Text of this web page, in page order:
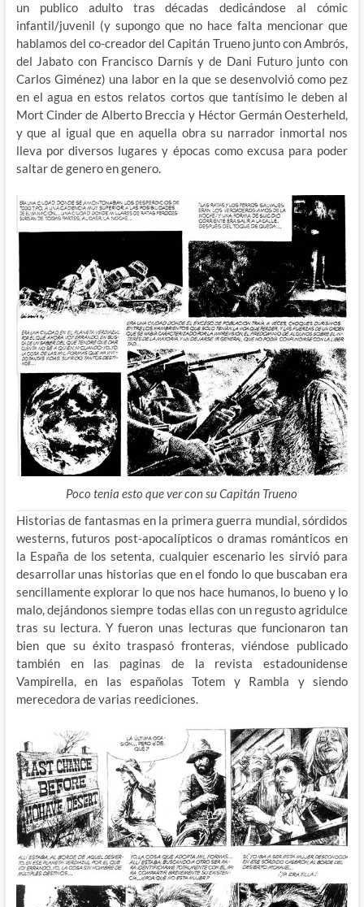
un publico adulto tras décadas dedicándose al cómic
infantil/juvenil (y supongo que no hace falta mencionar que
hablamos del co-creador del Capitán Trueno junto con Ambrós,
del Jabato con Francisco Darnís y de Dani Futuro junto con
Carlos Giménez) una labor en la que se desenvolvió como pez
en el agua en estos relatos cortos que tantísimo le deben al
Mort Cinder de Alberto Breccia y Héctor Germán Oesterheld,
y que al igual que en aquella obra su narrador inmortal nos
lleva por diversos lugares y épocas como excusa para poder
saltar de genero en genero.
Poco tenia esto que ver con su Capitán Trueno
Historias de fantasmas en la primera guerra mundial, sórdidos
westerns, futuros post-apocalípticos o dramas románticos en
la España de los setenta, cualquier escenario les sirvió para
desarrollar unas historias que en el fondo lo que buscaban era
sencillamente explorar lo que nos hace humanos, lo bueno y lo
malo, dejándonos siempre todas ellas con un regusto agridulce
tras su lectura. Y fueron unas lecturas que funcionaron tan
bien que su éxito traspasó fronteras, viéndose publicado
también en las paginas de la revista estadounidense
Vampirella, en las españolas Totem y Rambla y siendo
merecedora de varias reediciones.